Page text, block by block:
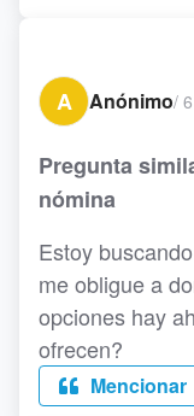
A
Anónimo/
Pregunta
nómina
Estoy
me obligue a
opciones hay
ofrecen?
Mencionar